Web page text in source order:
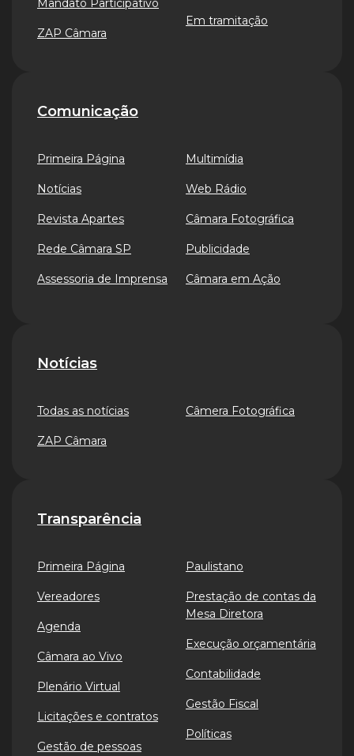
Mandato Participativo
ZAP Câmara
Em tramitação
Comunicação
Primeira Página
Notícias
Revista Apartes
Rede Câmara SP
Assessoria de Imprensa
Multimídia
Web Rádio
Câmara Fotográfica
Publicidade
Câmara em Ação
Notícias
Todas as notícias
ZAP Câmara
Câmera Fotográfica
Transparência
Primeira Página
Vereadores
Agenda
Câmara ao Vivo
Plenário Virtual
Licitações e contratos
Gestão de pessoas
Paulistano
Prestação de contas da
Mesa Diretora
Execução orçamentária
Contabilidade
Gestão Fiscal
Políticas